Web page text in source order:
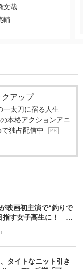
文哉
輔
クアップ
一太刀に宿る人生
本格アクションアニ
で独占配信中
P R
映画初主演で“釣りで
指す女子高生に！ 映
タイトなニット引き